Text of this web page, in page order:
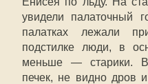
увидели палаточный
палатках лежали
подстилке люди, в
меньше — старики. В
печек, не видно дров